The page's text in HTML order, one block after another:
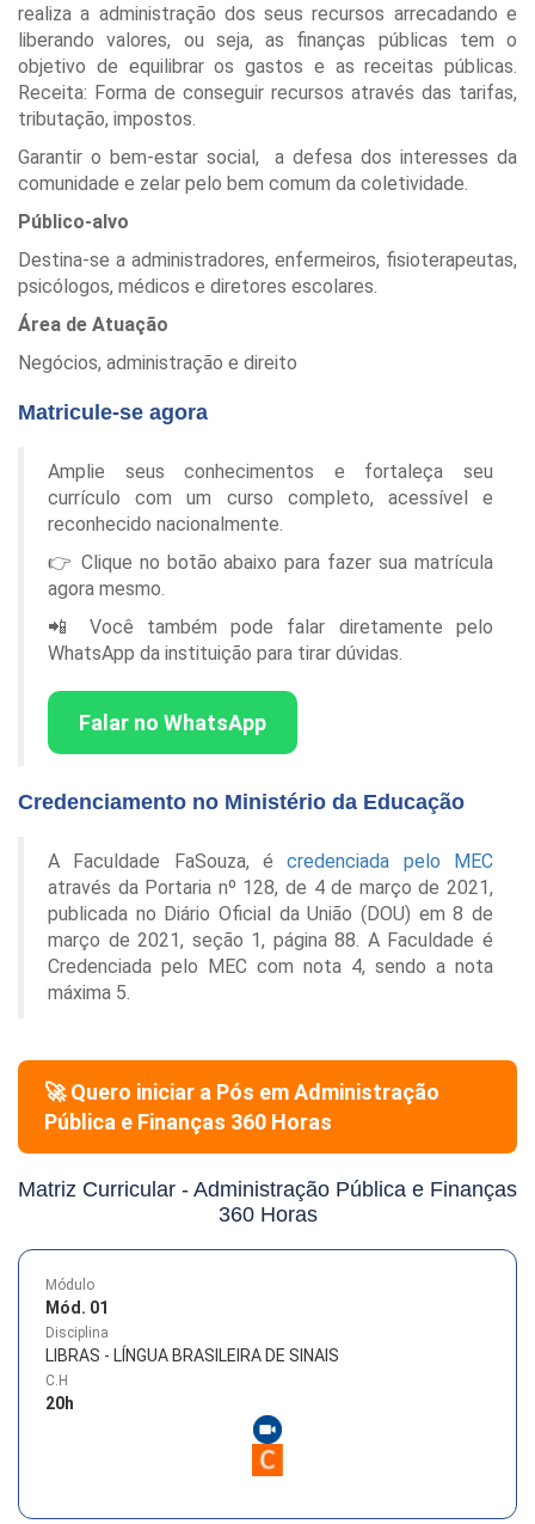
realiza a administração dos seus recursos arrecadando e
liberando valores, ou seja, as finanças públicas tem o
objetivo de equilibrar os gastos e as receitas públicas.
Receita: Forma de conseguir recursos através das tarifas,
tributação, impostos.
Garantir o bem-estar social,
a defesa dos interesses da
comunidade e zelar pelo bem comum da coletividade.
Público-alvo
Destina-se a administradores, enfermeiros, fisioterapeutas,
psicólogos, médicos e diretores escolares.
Área de Atuação
Negócios, administração e direito
Matricule-se agora
Amplie seus conhecimentos e fortaleça seu
currículo com um curso completo, acessível e
reconhecido nacionalmente.
👉 Clique no botão abaixo para fazer sua matrícula
agora mesmo.
📲 Você também pode falar diretamente pelo
WhatsApp da instituição para tirar dúvidas.
Falar no WhatsApp
Credenciamento no Ministério da Educação
A Faculdade FaSouza, écredenciada pelo MEC
através da Portaria nº 128, de 4 de março de 2021,
publicada no Diário Oficial da União (DOU) em 8 de
março de 2021, seção 1, página 88. A Faculdade é
Credenciada pelo MEC com nota 4, sendo a nota
máxima 5.
🚀 Quero iniciar a Pós emAdministração
Pública e Finanças 360 Horas
Matriz Curricular - Administração Pública e Finanças
360 Horas
Módulo
Mód. 01
Disciplina
LIBRAS - LÍNGUA BRASILEIRA DE SINAIS
C.H
20h